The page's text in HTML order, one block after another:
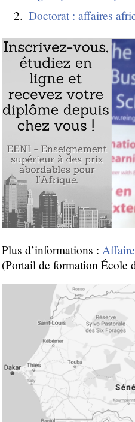
Doctorat : affaires
Plus d’informations :
(Portail de formation École